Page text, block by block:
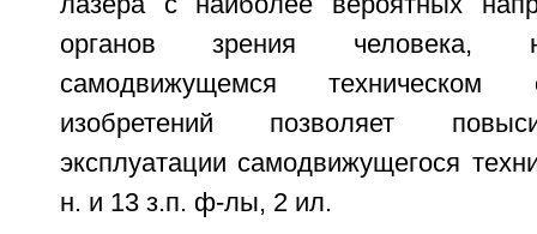
органов зрения человека,
самодвижущемся техническом
изобретений позволяет
эксплуатации самодвижущегося
н. и 13 з.п. ф-лы, 2 ил.